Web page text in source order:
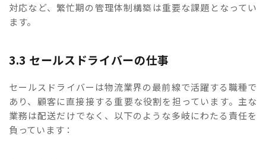
対応など、繁忙期の管理体制構築は重要な課題となってい
ます。
3.3 セールスドライバーの仕事
セールスドライバーは物流業界の最前線で活躍する職種で
あり、顧客に直接接する重要な役割を担っています。主な
業務は配送だけでなく、以下のような多岐にわたる責任を
負っています：